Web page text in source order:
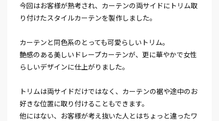
今回はお客様が熟考され、カーテンの両サイドにトリム取
り付けたスタイルカーテンを製作しました。
⁡カーテンと同色系のとっても可愛らしいトリム。
艶感のある美しいドレープカーテンが、更に華やかで女性
らしいデザインに仕上がりました。
⁡⁡トリムは両サイドだけではなく、カーテンの裾や途中のお
好きな位置に取り付けることもできます。
他にはない、お客様が考え抜いた人とはちょっと違ったワ